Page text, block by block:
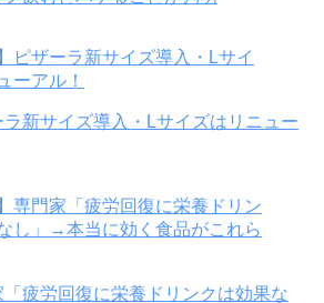
ラ新サイズ導入・Lサイズはリニュー
「疲労回復に栄養ドリンクは効果な